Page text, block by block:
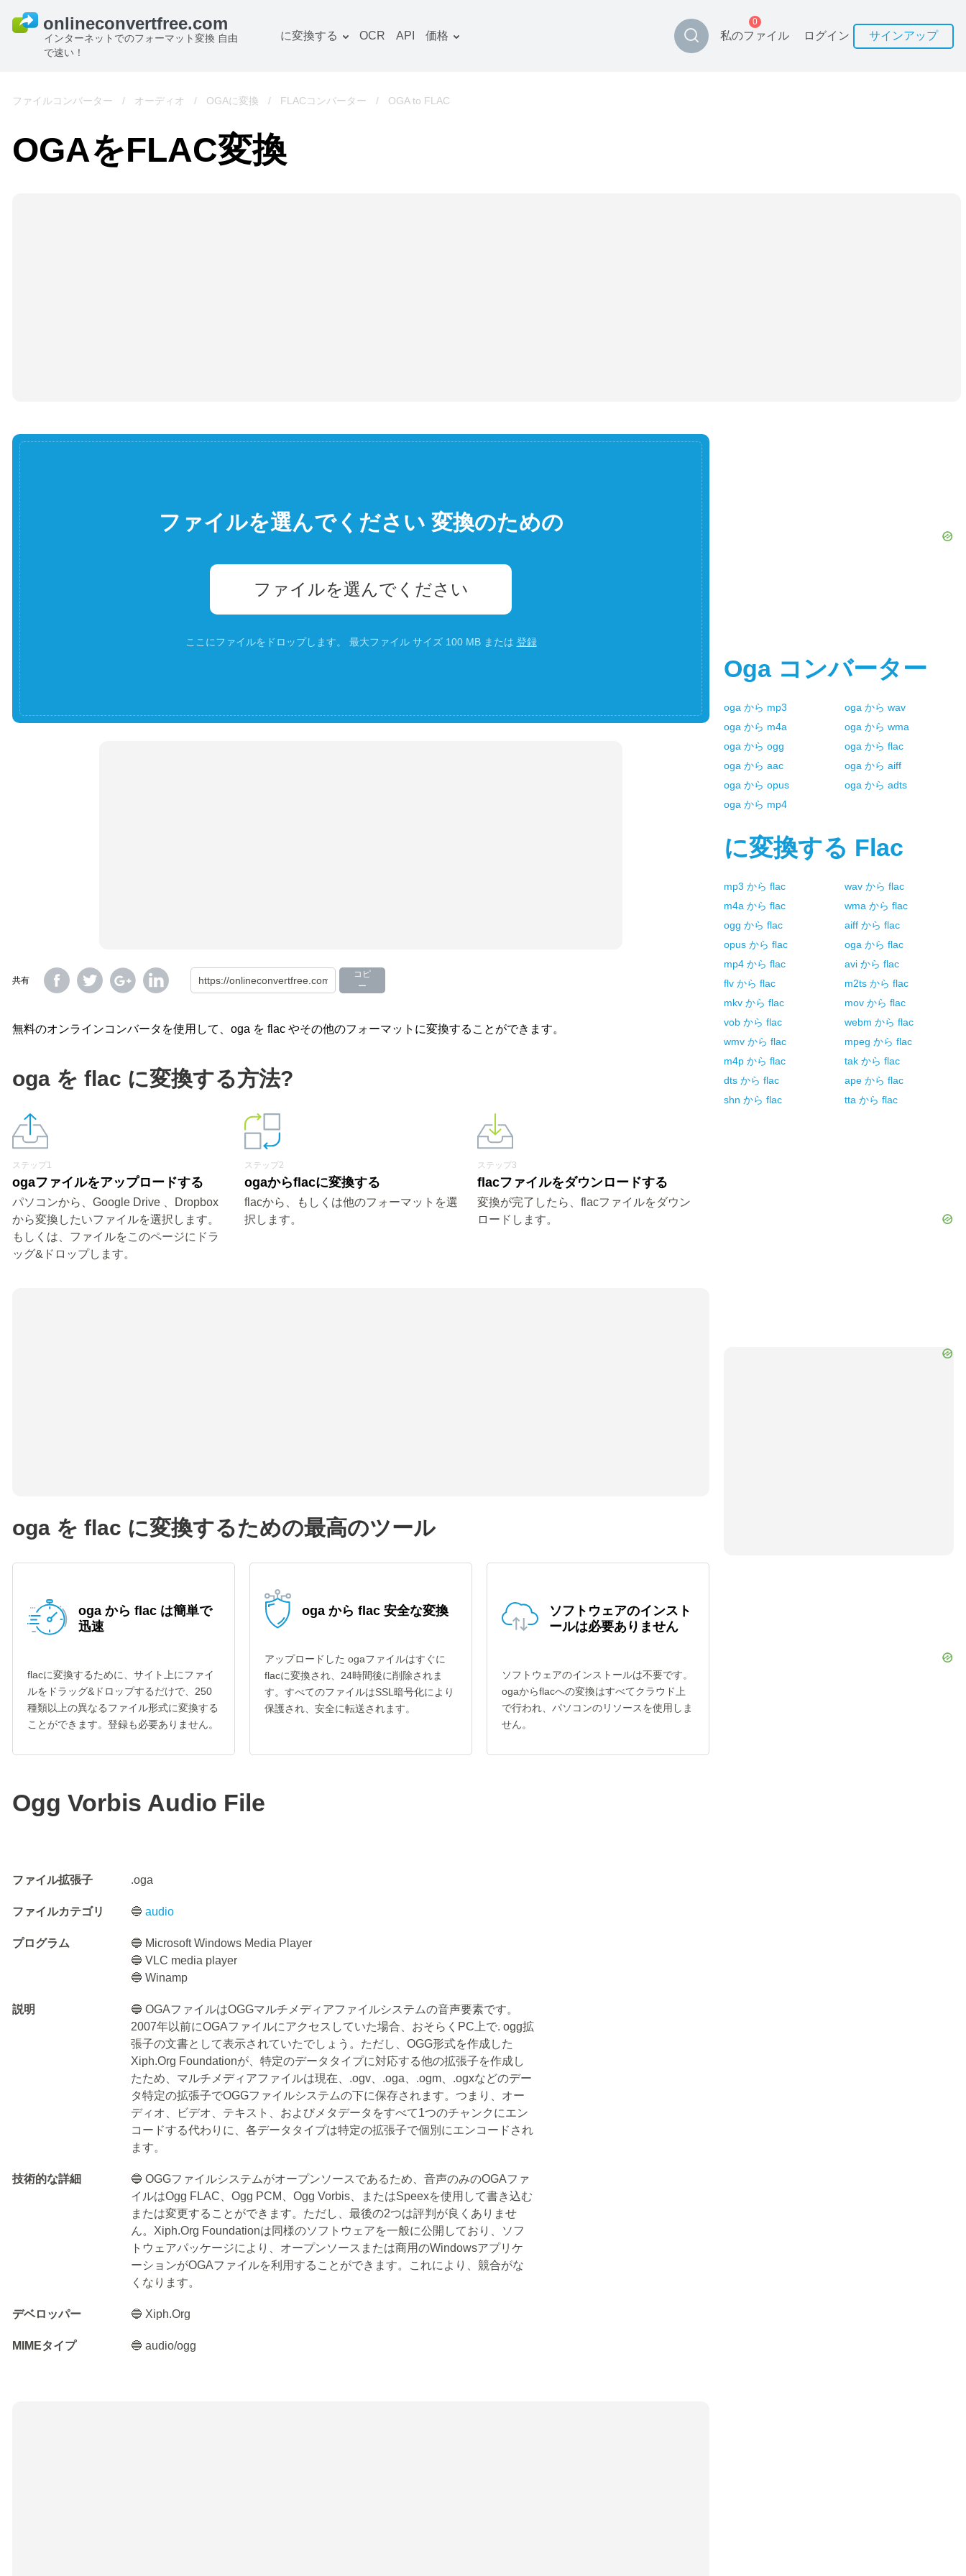
インターネットでのフォーマット変換 自由
で速い！
に変換する
画像 コンバーター
OCR API 価格 私のファイル
0
ログイン サインアップ
ファイルコンバーター / オーディオ / OGAに変換 / FLACコンバーター / OGA to FLAC
OGAをFLAC変換
ファイルを選んでください 変換のための
ファイルを選んでください
ここにファイルをドロップします。 最大ファイル サイズ 100 MB または 登録
共有
コピ
ー
無料のオンラインコンバータを使用して、oga を flac やその他のフォーマットに変換することができます。
oga を flac に変換する方法?
ステップ1
ogaファイルをアップロードする
パソコンから、Google Drive 、Dropbox
から変換したいファイルを選択します。
もしくは、ファイルをこのページにドラ
ッグ&ドロップします。
ステップ2
ogaからflacに変換する
flacから、もしくは他のフォーマットを選
択します。
ステップ3
flacファイルをダウンロードする
変換が完了したら、flacファイルをダウン
ロードします。
oga を flac に変換するための最高のツール
oga から flac は簡単で
迅速
flacに変換するために、サイト上にファイ
ルをドラッグ&ドロップするだけで、250
種類以上の異なるファイル形式に変換する
ことができます。登録も必要ありません。
oga から flac 安全な変換
アップロードした ogaファイルはすぐに
flacに変換され、24時間後に削除されま
す。すべてのファイルはSSL暗号化により
保護され、安全に転送されます。
ソフトウェアのインスト
ールは必要ありません
ソフトウェアのインストールは不要です。
ogaからflacへの変換はすべてクラウド上
で行われ、パソコンのリソースを使用しま
せん。
Ogg Vorbis Audio File
ファイル拡張子 .oga
ファイルカテゴリ 🔵audio
プログラム
🔵 Microsoft Windows Media Player
🔵 VLC media player
🔵 Winamp
説明
🔵 OGAファイルはOGGマルチメディアファイルシステムの音声要素です。
2007年以前にOGAファイルにアクセスしていた場合、おそらくPC上で. ogg拡
張子の文書として表示されていたでしょう。ただし、OGG形式を作成した
Xiph.Org Foundationが、特定のデータタイプに対応する他の拡張子を作成し
たため、マルチメディアファイルは現在、.ogv、.oga、.ogm、.ogxなどのデー
タ特定の拡張子でOGGファイルシステムの下に保存されます。つまり、オー
ディオ、ビデオ、テキスト、およびメタデータをすべて1つのチャンクにエン
コードする代わりに、各データタイプは特定の拡張子で個別にエンコードされ
ます。
技術的な詳細
🔵 OGGファイルシステムがオープンソースであるため、音声のみのOGAファ
イルはOgg FLAC、Ogg PCM、Ogg Vorbis、またはSpeexを使用して書き込む
または変更することができます。ただし、最後の2つは評判が良くありませ
ん。Xiph.Org Foundationは同様のソフトウェアを一般に公開しており、ソフ
トウェアパッケージにより、オープンソースまたは商用のWindowsアプリケ
ーションがOGAファイルを利用することができます。これにより、競合がな
くなります。
デベロッパー 🔵 Xiph.Org
MIMEタイプ 🔵 audio/ogg
Oga コンバーター
oga から mp3 oga から wav
oga から m4a oga から wma
oga から ogg oga から flac
oga から aac oga から aiff
oga から opus oga から adts
oga から mp4
に変換する Flac
mp3 から flac wav から flac
m4a から flac wma から flac
ogg から flac aiff から flac
opus から flac oga から flac
mp4 から flac avi から flac
flv から flac m2ts から flac
mkv から flac mov から flac
vob から flac webm から flac
wmv から flac mpeg から flac
m4p から flac tak から flac
dts から flac ape から flac
shn から flac tta から flac